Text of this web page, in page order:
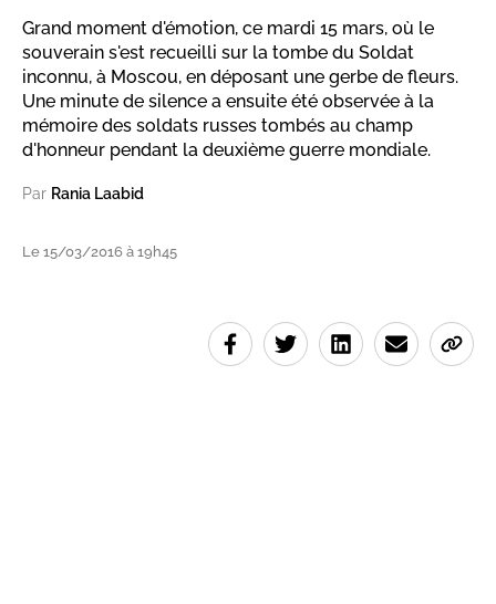
Grand moment d'émotion, ce mardi 15 mars, où le
souverain s'est recueilli sur la tombe du Soldat
inconnu, à Moscou, en déposant une gerbe de fleurs.
Une minute de silence a ensuite été observée à la
mémoire des soldats russes tombés au champ
d'honneur pendant la deuxième guerre mondiale.
Par Rania Laabid
Le 15/03/2016 à 19h45